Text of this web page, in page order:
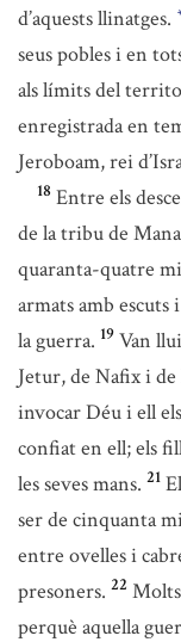
d’aquests llinatges.
seus pobles i en
als límits del
enregistrada en
Jeroboam, rei
18 Entre els
de la tribu de
quaranta-quatre
armats amb escuts
la guerra. 19 Van
Jetur, de Nafix i de
invocar Déu i ell
confiat en ell; els
les seves mans. 21
ser de cinquanta
entre ovelles i
presoners. 22
perquè aquella